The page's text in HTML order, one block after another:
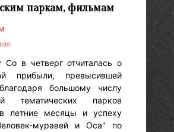
паркам, фильмам
Co в четверг отчиталась о
прибыли, превысившей
большому числу
тематических парков
летние месяцы и успеху
муравей и Оса" по